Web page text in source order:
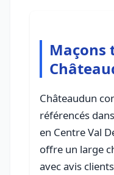
Maçons
Châteaudun
référencés
en Centre Val
offre un large
avec avis